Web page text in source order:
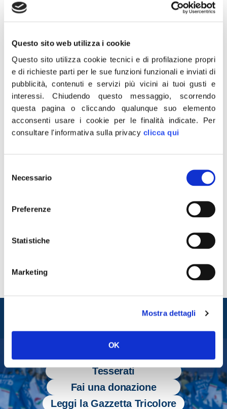
Questo sito web utilizza i cookie
Questo sito utilizza cookie tecnici e di profilazione propri
e di richieste parti per le sue funzioni funzionali e inviati di
pubblicità, contenuti e servizi più vicini ai tuoi gusti e
interessi.Chiudendo questo messaggio, scorrendo
questa pagina o cliccando qualunque suo elemento
acconsenti usare i cookie per le finalità indicate. Per
consultare l'informativa sulla privacy clicca qui
delNecessario
Preferenze
Statistiche
Marketing
Mostra dettagli
OK
2 Novembre 2019
verdura in busta, bibite, merendine, prodotti
farmaceutici, carne e pesce confezionati e qualsiasi
altro genere che contiene plastica tetrapak o polistirolo
sarà tassato. Praticamente quelli che sono nati per
non aumentare l’IVA l’hanno aumentata dandole un
nome diverso. Che senso ha tassare oggi la plastica
monouso quando sarà messa al bando in tutta la UE
È quanto ha scritto su Facebook il presidente di
Entra nel mondo di
Tesserati
Fai una donazione
Leggi la Gazzetta Tricolore